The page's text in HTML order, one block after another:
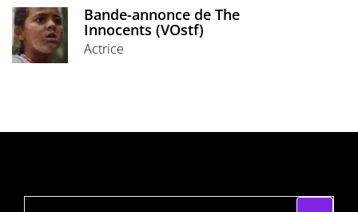
Bande-annonce de The
Innocents (VOstf)
Actrice